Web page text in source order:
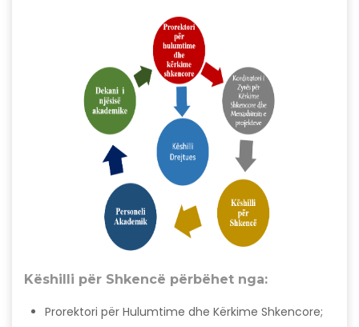
Këshilli për Shkencë përbëhet nga:
Prorektori për Hulumtime dhe Kërkime Shkencore;